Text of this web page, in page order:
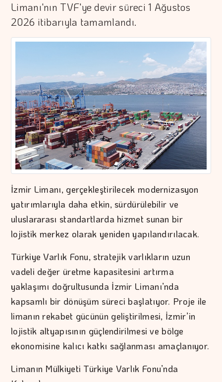
Limanı'nın TVF'ye devir süreci 1 Ağustos
2026 itibarıyla tamamlandı.
İzmir Limanı, gerçekleştirilecek modernizasyon
yatırımlarıyla daha etkin, sürdürülebilir ve
uluslararası standartlarda hizmet sunan bir
lojistik merkez olarak yeniden yapılandırılacak.
Türkiye Varlık Fonu, stratejik varlıkların uzun
vadeli değer üretme kapasitesini artırma
yaklaşımı doğrultusunda İzmir Limanı’nda
kapsamlı bir dönüşüm süreci başlatıyor. Proje ile
limanın rekabet gücünün geliştirilmesi, İzmir’in
lojistik altyapısının güçlendirilmesi ve bölge
ekonomisine kalıcı katkı sağlanması amaçlanıyor.
Limanın Mülkiyeti Türkiye Varlık Fonu’nda